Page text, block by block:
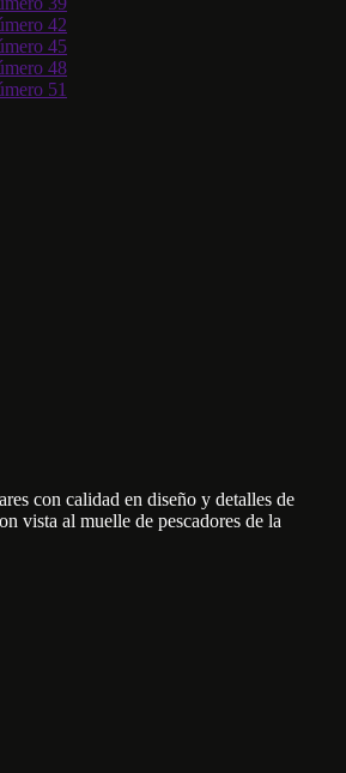
con calidad en diseño y detalles de
vista al muelle de pescadores de la